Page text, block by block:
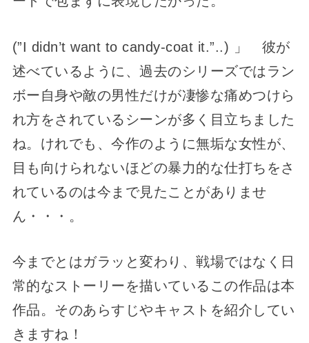
(”I didn’t want to candy-coat it.”..) 」 彼が
述べているように、過去のシリーズではラン
ボー自身や敵の男性だけが凄惨な痛めつけら
れ方をされているシーンが多く目立ちました
ね。けれでも、今作のように無垢な女性が、
目も向けられないほどの暴力的な仕打ちをさ
れているのは今まで見たことがありませ
ん・・・。
今までとはガラッと変わり、戦場ではなく日
常的なストーリーを描いているこの作品は本
作品。そのあらすじやキャストを紹介してい
きますね！